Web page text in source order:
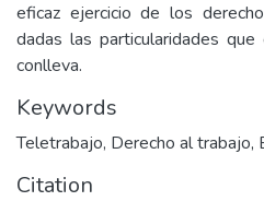
eficaz ejercicio de los
dadas las particularidades
conlleva.
Keywords
Teletrabajo, Derecho al trabajo,
Citation